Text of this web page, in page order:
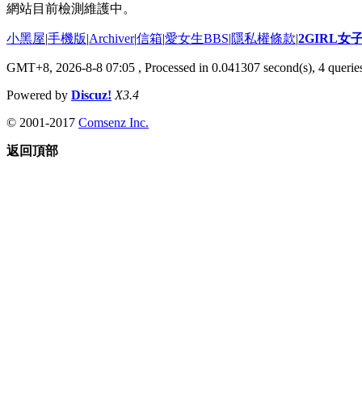
網站目前檢測維護中。
小黑屋|手機版|Archiver|信箱|愛女生BBS|隱私權條款|2GIRL女
GMT+8, 2026-8-8 07:05 , Processed in 0.041307 second(s), 4
Powered by Discuz! X3.4
© 2001-2017 Comsenz Inc.
返回頂部